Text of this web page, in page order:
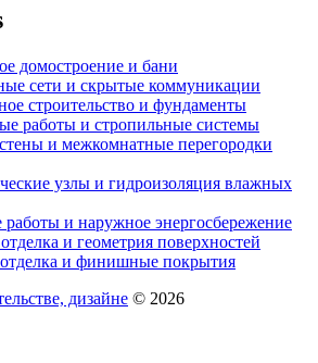
домостроение и бани
сети и скрытые коммуникации
строительство и фундаменты
работы и стропильные системы
и межкомнатные перегородки
узлы и гидроизоляция влажных
и наружное энергосбережение
и геометрия поверхностей
и финишные покрытия
дизайне © 2026